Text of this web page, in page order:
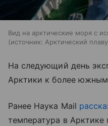
Вид на арктические моря с
источник: Арктический
На следующий день
Арктики к более
Ранее Наука Mail
температура в Арктике